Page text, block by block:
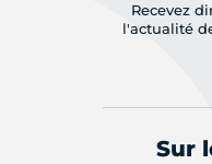
Recevez
l'actualité
Sur